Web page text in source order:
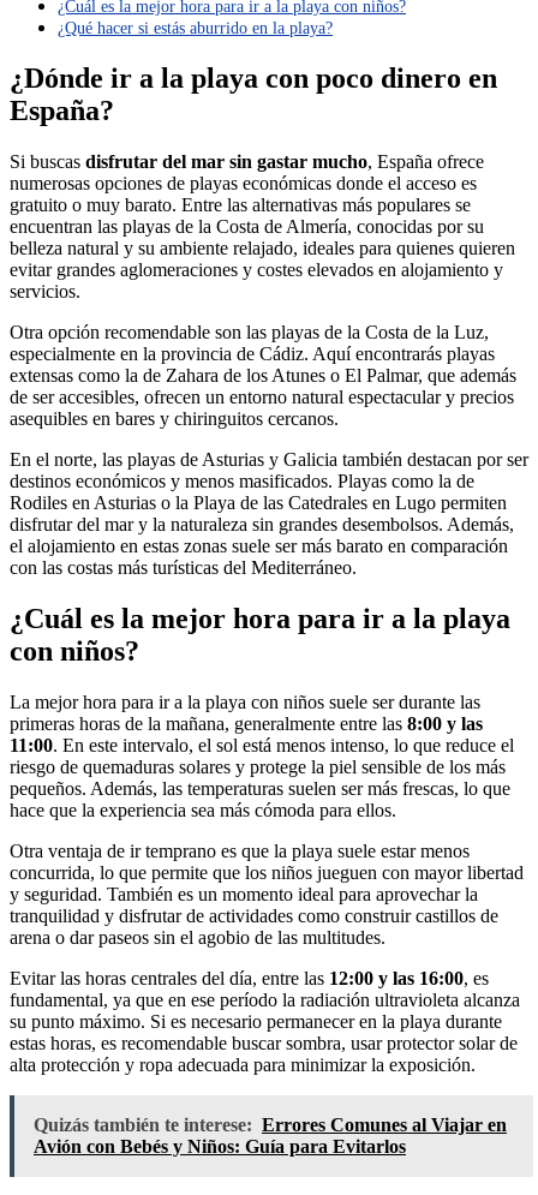
¿Cuál es la mejor hora para ir a la playa con niños?
¿Qué hacer si estás aburrido en la playa?
¿Dónde ir a la playa con poco dinero en
España?
Si buscas disfrutar del mar sin gastar mucho, España ofrece
numerosas opciones de playas económicas donde el acceso es
gratuito o muy barato. Entre las alternativas más populares se
encuentran las playas de la Costa de Almería, conocidas por su
belleza natural y su ambiente relajado, ideales para quienes quieren
evitar grandes aglomeraciones y costes elevados en alojamiento y
servicios.
Otra opción recomendable son las playas de la Costa de la Luz,
especialmente en la provincia de Cádiz. Aquí encontrarás playas
extensas como la de Zahara de los Atunes o El Palmar, que además
de ser accesibles, ofrecen un entorno natural espectacular y precios
asequibles en bares y chiringuitos cercanos.
En el norte, las playas de Asturias y Galicia también destacan por ser
destinos económicos y menos masificados. Playas como la de
Rodiles en Asturias o la Playa de las Catedrales en Lugo permiten
disfrutar del mar y la naturaleza sin grandes desembolsos. Además,
el alojamiento en estas zonas suele ser más barato en comparación
con las costas más turísticas del Mediterráneo.
¿Cuál es la mejor hora para ir a la playa
con niños?
La mejor hora para ir a la playa con niños suele ser durante las
primeras horas de la mañana, generalmente entre las 8:00 y las
11:00. En este intervalo, el sol está menos intenso, lo que reduce el
riesgo de quemaduras solares y protege la piel sensible de los más
pequeños. Además, las temperaturas suelen ser más frescas, lo que
hace que la experiencia sea más cómoda para ellos.
Otra ventaja de ir temprano es que la playa suele estar menos
concurrida, lo que permite que los niños jueguen con mayor libertad
y seguridad. También es un momento ideal para aprovechar la
tranquilidad y disfrutar de actividades como construir castillos de
arena o dar paseos sin el agobio de las multitudes.
Evitar las horas centrales del día, entre las 12:00 y las 16:00, es
fundamental, ya que en ese período la radiación ultravioleta alcanza
su punto máximo. Si es necesario permanecer en la playa durante
estas horas, es recomendable buscar sombra, usar protector solar de
alta protección y ropa adecuada para minimizar la exposición.
Quizás también te interese: Errores Comunes al Viajar en
Avión con Bebés y Niños: Guía para Evitarlos